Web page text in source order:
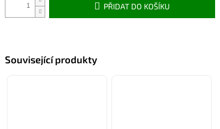
PŘIDAT DO KOŠÍKU
Související produkty